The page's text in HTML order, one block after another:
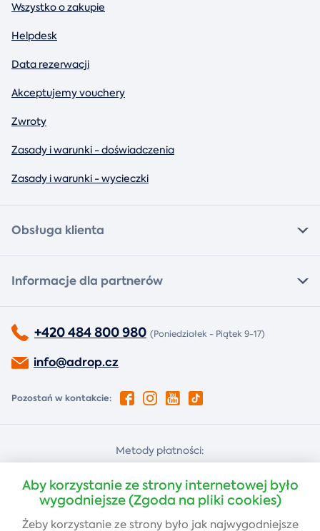
Wszystko o zakupie
Helpdesk
Data rezerwacji
Akceptujemy vouchery
Zwroty
Zasady i warunki - doświadczenia
Zasady i warunki - wycieczki
Obsługa klienta
Informacje dla partnerów
+420 484 800 980 (Poniedziałek - Piątek 9-17)
info@adrop.cz
Pozostań w kontakcie:
Metody płatności:
Za pobraniem Płatność kartą
Przelew bankowy
Aby korzystanie ze strony internetowej było
wygodniejsze (Zgoda na pliki cookies)
Żeby korzystanie ze strony było jak najwygodniejsze